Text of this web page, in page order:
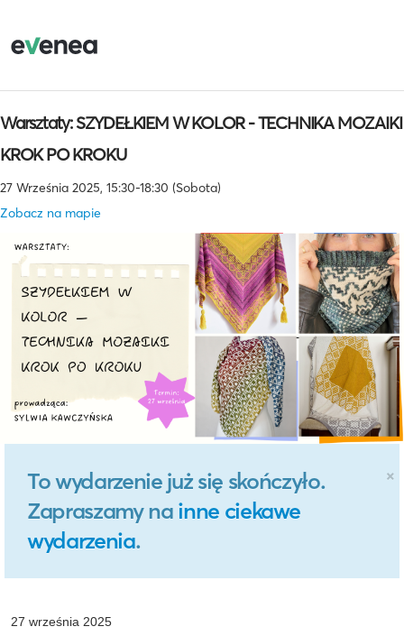
Warsztaty: SZYDEŁKIEM W KOLOR - TECHNIKA MOZAIKI
KROK PO KROKU
27 Września 2025, 15:30-18:30 (Sobota)
Zobacz na mapie
×
To wydarzenie już się skończyło.
Zapraszamy na inne ciekawe
wydarzenia.
27 września 2025